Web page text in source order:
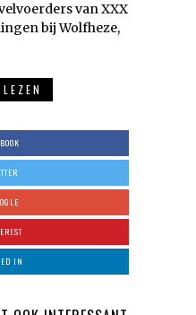
van XXX
bij Wolfheze,
IN